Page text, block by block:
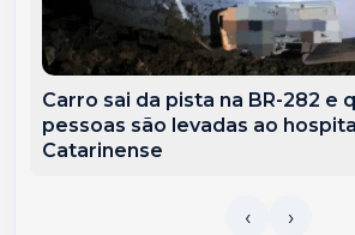
Carro sai da pista na BR-282 e
pessoas são levadas ao
Catarinense